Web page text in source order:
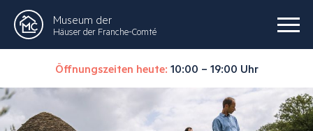
Museum der
Häuser der Franche-Comté
Öffnungszeiten heute: 10:00 – 19:00 Uhr